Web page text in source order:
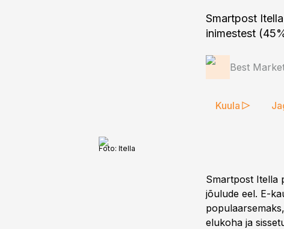
Smartpost
inimestest
Best
Kuula
Foto: Itella
Smartpost Itella
jõulude eel. E-
elukoha ja